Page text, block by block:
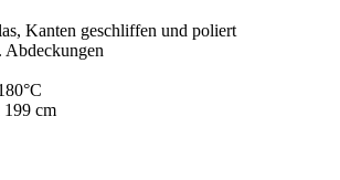
Kanten geschliffen und poliert
Abdeckungen
199 cm